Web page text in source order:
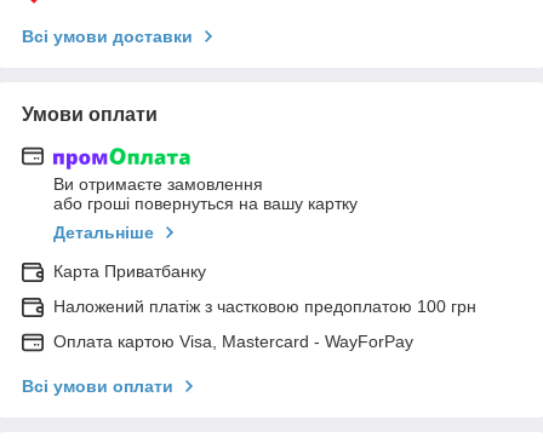
Всі умови доставки
Умови оплати
Ви отримаєте замовлення
або гроші повернуться на вашу картку
Детальніше
Карта Приватбанку
Наложений платіж з частковою предоплатою 100 грн
Оплата картою Visa, Mastercard - WayForPay
Всі умови оплати